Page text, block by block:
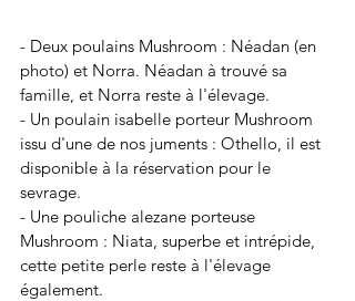
- Deux poulains Mushroom : Néadan (en
photo) et Norra. Néadan à trouvé sa
famille, et Norra reste à l'élevage.
- Un poulain isabelle porteur Mushroom
issu d'une de nos juments : Othello, il est
disponible à la réservation pour le
sevrage.
- Une pouliche alezane porteuse
Mushroom : Niata, superbe et intrépide,
cette petite perle reste à l'élevage
également.